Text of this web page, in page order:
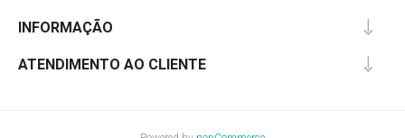
INFORMAÇÃO
ATENDIMENTO AO CLIENTE